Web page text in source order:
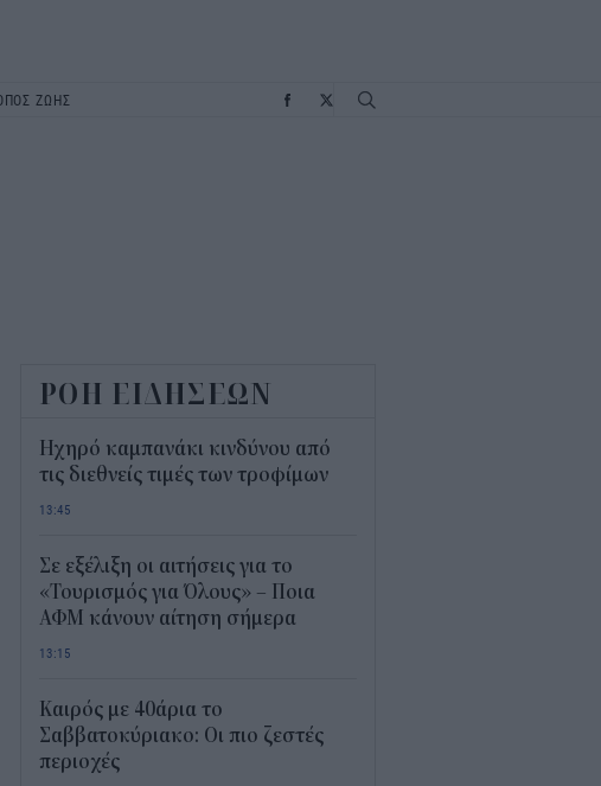
ΖΩΗΣ
ΡΟΗ ΕΙΔΗΣΕΩΝ
Ηχηρό καμπανάκι κινδύνου από
τις διεθνείς τιμές των τροφίμων
13:45
Σε εξέλιξη οι αιτήσεις για το
«Τουρισμός για Όλους» – Ποια
ΑΦΜ κάνουν αίτηση σήμερα
13:15
Καιρός με 40άρια το
Σαββατοκύριακο: Οι πιο ζεστές
περιοχές